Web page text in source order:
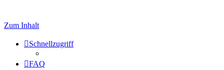
Zum Inhalt
Schnellzugriff
FAQ